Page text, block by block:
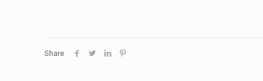
Share